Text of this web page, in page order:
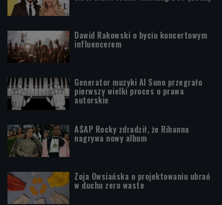
Dawid Rakowski o byciu koncertowym
influencerem
Generator muzyki AI Suno przegrało
pierwszy wielki proces o prawa
autorskie
A$AP Rocky zdradził, że Rihanna
nagrywa nowy album
Zoja Owsiańska o projektowaniu ubrań
w duchu zero waste